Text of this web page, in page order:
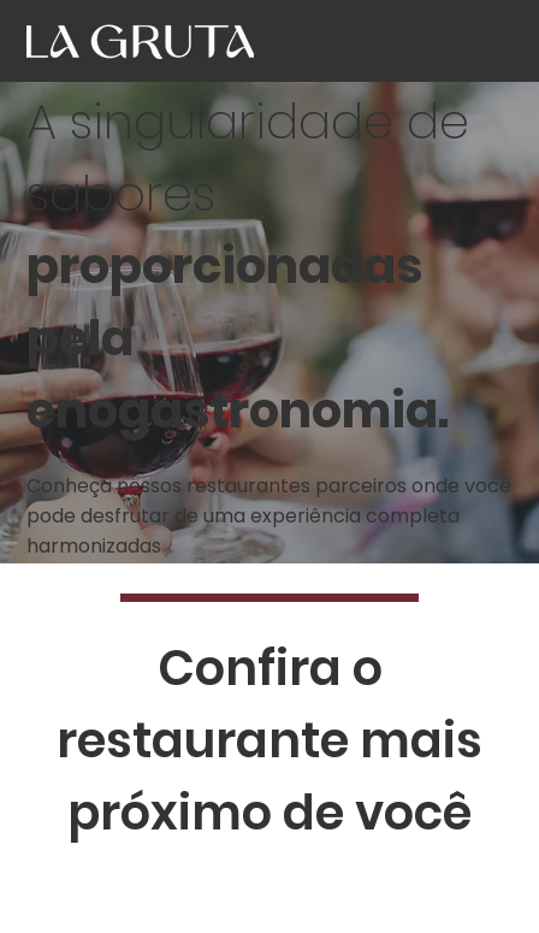
A singularidade de
sabores
proporcionadas
pela
enogastronomia.
Conheça nossos restaurantes parceiros onde você
pode desfrutar de uma experiência completa
harmonizadas
Confira o
restaurante mais
próximo de você